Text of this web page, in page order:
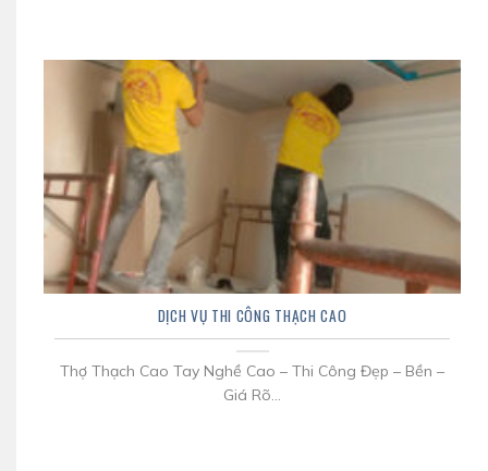
DỊCH VỤ THI CÔNG THẠCH CAO
Thợ Thạch Cao Tay Nghề Cao – Thi Công Đẹp – Bền –
Giá Rõ...